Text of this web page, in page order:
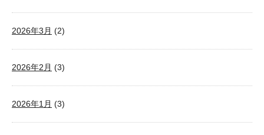
2026年3月 (2)
2026年2月 (3)
2026年1月 (3)